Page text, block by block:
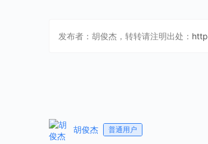
发布者：胡俊杰，转转请注明出处：
胡俊杰 普通用户